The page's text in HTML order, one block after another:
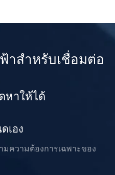
าสำหรับเชื่อมต่อ
หาให้ได้
เอง
มความต้องการเฉพาะของ